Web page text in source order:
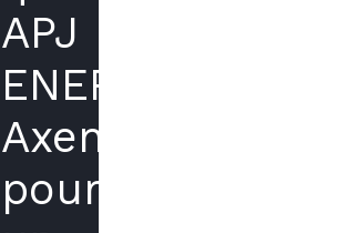
APJ
ENERGIES
Axenergie
pour